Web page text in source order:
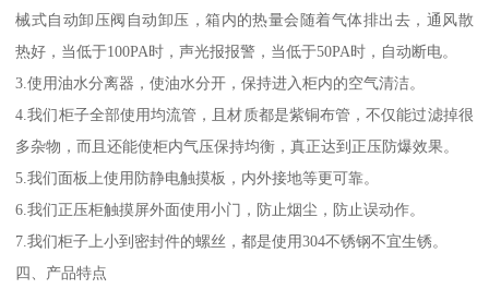
械式自动卸压阀自动卸压，箱内的热量会随着气体排出去，通风散
热好，当低于100PA时，声光报报警，当低于50PA时，自动断电。
3.使用油水分离器，使油水分开，保持进入柜内的空气清洁。
4.我们柜子全部使用均流管，且材质都是紫铜布管，不仅能过滤掉很
多杂物，而且还能使柜内气压保持均衡，真正达到正压防爆效果。
5.我们面板上使用防静电触摸板，内外接地等更可靠。
6.我们正压柜触摸屏外面使用小门，防止烟尘，防止误动作。
7.我们柜子上小到密封件的螺丝，都是使用304不锈钢不宜生锈。
四、产品特点